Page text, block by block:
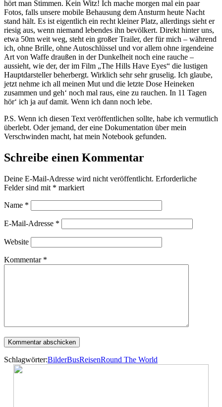
hört man Stimmen. Kein Witz! Ich mache morgen mal ein paar
Fotos, falls unsere mobile Behausung dem Ansturm heute Nacht
stand hält. Es ist eigentlich ein recht kleiner Platz, allerdings sieht er
riesig aus, wenn niemand lebendes ihn bevölkert. Direkt hinter uns,
etwa 50m weit weg, steht ein großer Trailer, der für mich – während
ich, ohne Brille, ohne Autoschlüssel und vor allem ohne irgendeine
Art von Waffe draußen in der Dunkelheit noch eine rauche –
aussieht, wie der, der im Film „The Hills Have Eyes“ die lustigen
Hauptdarsteller beherbergt. Wirklich sehr sehr gruselig. Ich glaube,
jetzt nehme ich all meinen Mut und die letzte Dose Heineken
zusammen und geh‘ noch mal raus, eine zu rauchen. In 11 Tagen
hör‘ ich ja auf damit. Wenn ich dann noch lebe.
P.S. Wenn ich diesen Text veröffentlichen sollte, habe ich vermutlich
überlebt. Oder jemand, der eine Dokumentation über mein
Verschwinden macht, hat mein Notebook gefunden.
Schreibe einen Kommentar
Deine E-Mail-Adresse wird nicht veröffentlicht. Erforderliche
Felder sind mit * markiert
Name *
E-Mail-Adresse *
Website
Kommentar *
Schlagwörter:BilderBusReisenRound The World